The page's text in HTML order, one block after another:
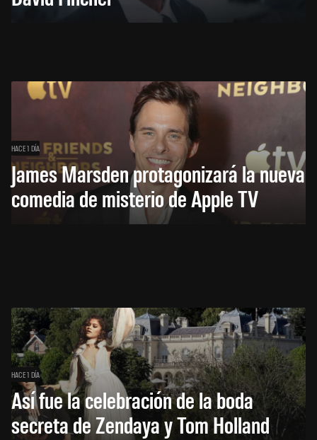
HACE 1 DÍA
James Marsden protagonizará la nueva
comedia de misterio de Apple TV
HACE 1 DÍA
Así fue la celebración de la boda
secreta de Zendaya y Tom Holland